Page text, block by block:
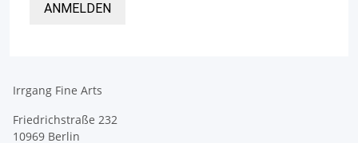
ANMELDEN
Irrgang Fine Arts
Friedrichstraße 232
10969 Berlin